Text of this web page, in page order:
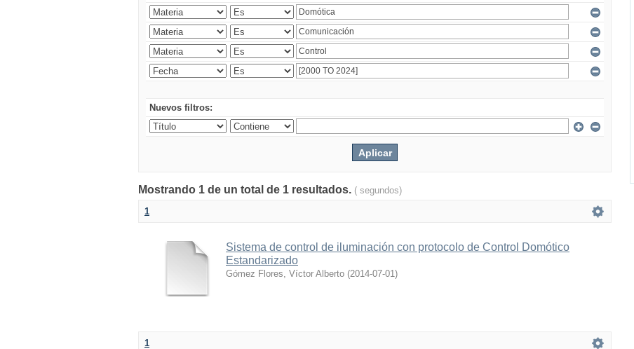
Nuevos filtros:
Mostrando 1 de un total de 1 resultados. ( segundos)
1
Sistema de control de iluminación con protocolo de Control Domótico
Estandarizado
Gómez Flores, Víctor Alberto (2014-07-01)
1